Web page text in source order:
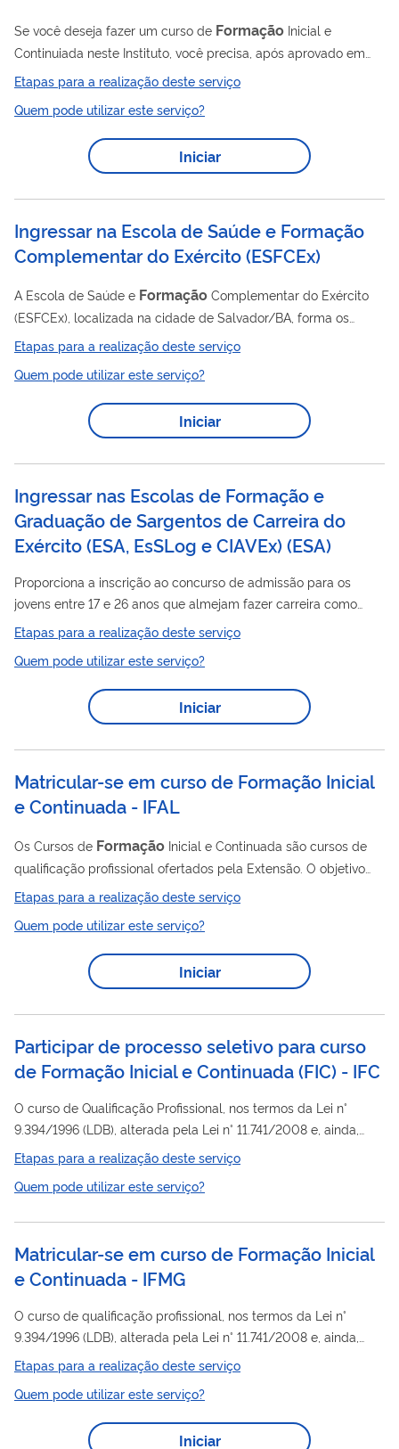
Se você deseja fazer um curso de Formação Inicial e
Continuiada neste Instituto, você precisa, após aprovado em
processo seletivo, matricular-se no curso escolhido por meio
deste serviço.
Etapas para a realização deste serviço
Quem pode utilizar este serviço?
Iniciar
Ingressar na Escola de Saúde e Formação
Complementar do Exército(ESFCEx)
A Escola de Saúde e Formação Complementar do Exército
(ESFCEx), localizada na cidade de Salvador/BA, forma os
oficiais do Quadro Complementar (QC) nas diversas áreas de
interesse do Exército, além dos Capelães Militares (CM). A
partir de 2022, formará também os oficiais do Quadro de
nos meses de junho a agosto.
Etapas para a realização deste serviço
Quem pode utilizar este serviço?
Iniciar
Ingressar nas Escolas de Formação e
Graduação de Sargentos de Carreira do
Exército (ESA, EsSLog e CIAVEx) (ESA)
Proporciona a inscrição ao concurso de admissão para os
jovens entre 17 e 26 anos que almejam fazer carreira como
sargento.
Etapas para a realização deste serviço
Quem pode utilizar este serviço?
Iniciar
Matricular-se em curso de Formação Inicial
e Continuada - IFAL
Os Cursos de Formação Inicial e Continuada são cursos de
qualificação profissional ofertados pela Extensão. O objetivo
dos c ursos de e xtensão é proporcionar às/aos discentes o
desenvolvimento de aptidões para a vida produtiva e social;
promover a capacitação, o aperfeiçoamento e a atualização de
conhecimentos dos profissionais; qualificar e requalificar
trabalhadores/as, preparando-os/as para um tipo de atividade
setor...
Etapas para a realização deste serviço
Quem pode utilizar este serviço?
Iniciar
Participar de processo seletivo para curso
de Formação Inicial e Continuada (FIC) - IFC
O curso de Qualificação Profissional, nos termos da Lei n°
9.394/1996 (LDB), alterada pela Lei n° 11.741/2008 e, ainda,
pelo Decreto n° 8.268/2014 trata-se de curso de Educação
Profissional e Tecnológica de livre oferta, destinado à
formaçãode trabalhadores para ingresso ou reingresso no
mundo do trabalho, para qualificação e
de escolaridade do trabalhador. O curso é aberto à
participação da população, ofertado de forma gratuita...
Etapas para a realização deste serviço
Quem pode utilizar este serviço?
Matricular-se em curso de Formação Inicial
e Continuada - IFMG
O curso de qualificação profissional, nos termos da Lei n°
9.394/1996 (LDB), alterada pela Lei n° 11.741/2008 e, ainda,
pelo Decreto n° 8.268/2014, trata-se de curso de Educação
Profissional e Tecnológica de livre oferta, destinado à
formaçãode trabalhadores para ingresso ou reingresso no
mundo do trabalho, para qualificação e
Etapas para a realização deste serviço
Quem pode utilizar este serviço?
Iniciar